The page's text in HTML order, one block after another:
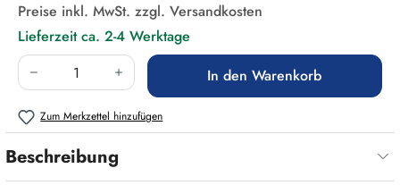
Preise inkl. MwSt. zzgl. Versandkosten
Lieferzeit ca. 2-4 Werktage
Produkt Anzahl: Gib den gewünschten Wert
In den Warenkorb
Zum Merkzettel hinzufügen
Beschreibung